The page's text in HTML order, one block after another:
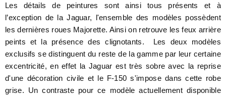
Les détails de peintures sont ainsi tous présents et à
l’exception de la Jaguar, l'ensemble des modèles possèdent
les dernières roues Majorette. Ainsi on retrouve les feux arrière
peints et la présence des clignotants. Les deux modèles
exclusifs se distinguent du reste de la gamme par leur certaine
excentricité, en effet la Jaguar est très sobre avec la reprise
d'une décoration civile et le F-150 s'impose dans cette robe
grise. Un contraste pour ce modèle actuellement disponible